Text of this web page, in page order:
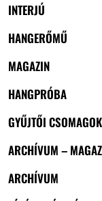
INTERJÚ
HANGERŐMŰ
MAGAZIN
HANGPRÓBA
GYŰJTŐI CSOMAGOK
ARCHÍVUM –
ARCHÍVUM